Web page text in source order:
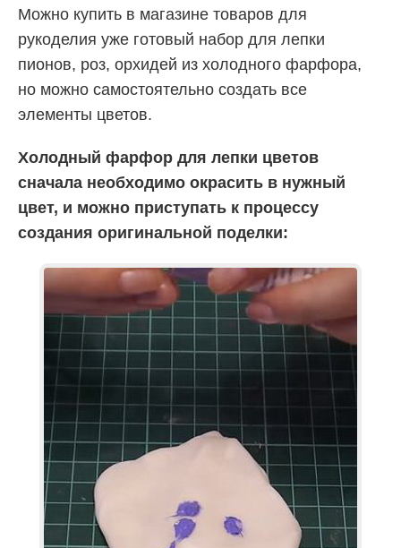
Можно купить в магазине товаров для
рукоделия уже готовый набор для лепки
пионов, роз, орхидей из холодного фарфора,
но можно самостоятельно создать все
элементы цветов.
Холодный фарфор для лепки цветов
сначала необходимо окрасить в нужный
цвет, и можно приступать к процессу
создания оригинальной поделки: